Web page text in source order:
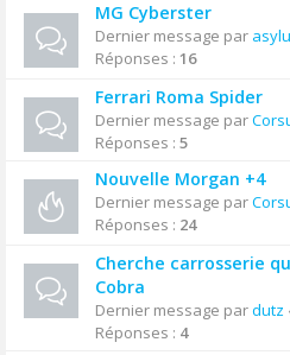
MG Cyberster
Dernier message par
Réponses : 16
Ferrari Roma Spider
Dernier message par
Réponses : 5
Nouvelle Morgan +4
Dernier message par
Réponses : 24
Cherche carrosserie
Cobra
Dernier message pardutz
Réponses : 4